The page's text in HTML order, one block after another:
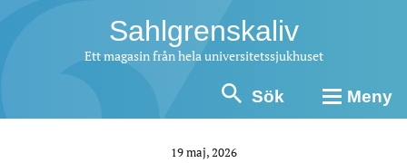
Sahlgrenskaliv
Ett magasin från hela universitetssjukhuset
Sök Meny
19 maj, 2026